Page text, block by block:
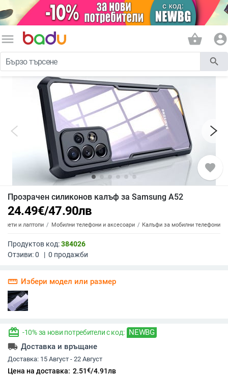
menu shopping_basket account_circle
search
favorite
Прозрачен силиконов калъф за Samsung A52
24.49€/47.90лв
и лаптопи Мобилни телефони и аксесоари Калъфи за мобилни телефони
Продуктов код:384026
Отзиви:0 | 0 продажби
straighten Избери модел или размер
redeem -10% за нови потребители с код: NEWBG
local_shipping Доставка и връщане
Доставка: 15 Август - 22 Август
Цена на доставка: 2.51€/4.91лв